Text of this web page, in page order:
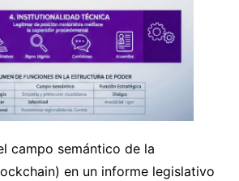
campo semántico de la
en un informe legislativo